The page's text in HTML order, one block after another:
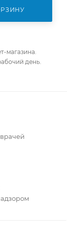
магазина.
день.